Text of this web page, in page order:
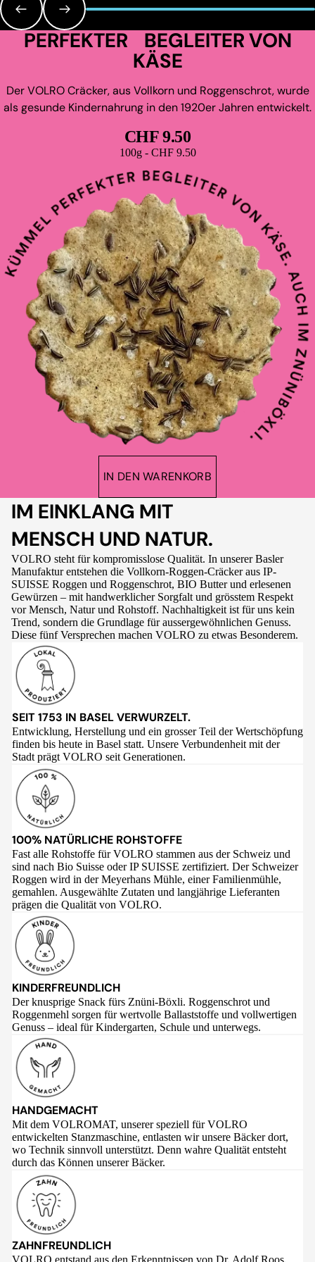
PERFEKTER BEGLEITER VON
KÄSE
Der VOLRO Cräcker, aus Vollkorn und Roggenschrot, wurde
als gesunde Kindernahrung in den 1920er Jahren entwickelt.
CHF 9.50
Grundpreis
100g - CHF 9.50
IN DEN WARENKORB
IM EINKLANG MIT
MENSCH UND NATUR.
VOLRO steht für kompromisslose Qualität. In unserer Basler
Manufaktur entstehen die Vollkorn-Roggen-Cräcker aus IP-
SUISSE Roggen und Roggenschrot, BIO Butter und erlesenen
Gewürzen – mit handwerklicher Sorgfalt und grösstem Respekt
vor Mensch, Natur und Rohstoff. Nachhaltigkeit ist für uns kein
Trend, sondern die Grundlage für aussergewöhnlichen Genuss.
Diese fünf Versprechen machen VOLRO zu etwas Besonderem.
SEIT 1753 IN BASEL VERWURZELT.
Entwicklung, Herstellung und ein grosser Teil der Wertschöpfung
finden bis heute in Basel statt. Unsere Verbundenheit mit der
Stadt prägt VOLRO seit Generationen.
100% NATÜRLICHE ROHSTOFFE
Fast alle Rohstoffe für VOLRO stammen aus der Schweiz und
sind nach Bio Suisse oder IP SUISSE zertifiziert. Der Schweizer
Roggen wird in der Meyerhans Mühle, einer Familienmühle,
gemahlen. Ausgewählte Zutaten und langjährige Lieferanten
prägen die Qualität von VOLRO.
KINDERFREUNDLICH
Der knusprige Snack fürs Znüni-Böxli. Roggenschrot und
Roggenmehl sorgen für wertvolle Ballaststoffe und vollwertigen
Genuss – ideal für Kindergarten, Schule und unterwegs.
HANDGEMACHT
Mit dem VOLROMAT, unserer speziell für VOLRO
entwickelten Stanzmaschine, entlasten wir unsere Bäcker dort,
wo Technik sinnvoll unterstützt. Denn wahre Qualität entsteht
durch das Können unserer Bäcker.
ZAHNFREUNDLICH
VOLRO entstand aus den Erkenntnissen von Dr. Adolf Roos,